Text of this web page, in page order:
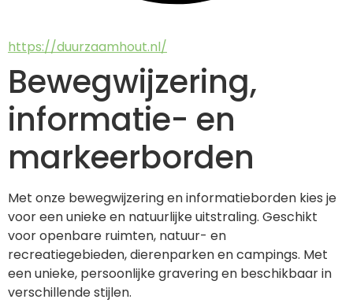
https://duurzaamhout.nl/
Bewegwijzering,
informatie- en
markeerborden
Met onze bewegwijzering en informatieborden kies je
voor een unieke en natuurlijke uitstraling. Geschikt
voor openbare ruimten, natuur- en
recreatiegebieden, dierenparken en campings. Met
een unieke, persoonlijke gravering en beschikbaar in
verschillende stijlen.